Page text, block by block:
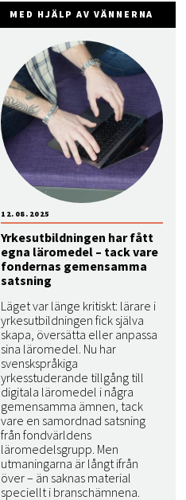
MED HJÄLP AV VÄNNERNA
Yrkesutbildningen har fått
egna läromedel – tack vare
fondernas gemensamma
satsning
Läget var länge kritiskt: lärare i
yrkesutbildningen fick själva
skapa, översätta eller anpassa
sina läromedel. Nu har
svenskspråkiga
yrkesstuderande tillgång till
digitala läromedel i några
gemensamma ämnen, tack
vare en samordnad satsning
från fondvärldens
läromedelsgrupp. Men
utmaningarna är långt ifrån
över – än saknas material
speciellt i branschämnena.
12.08.2025